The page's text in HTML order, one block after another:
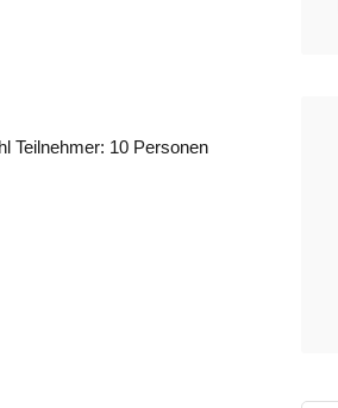
Teilnehmer: 10 Personen